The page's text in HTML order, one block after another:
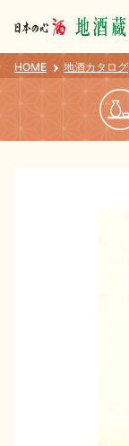
会員
HOME 地酒カタログ